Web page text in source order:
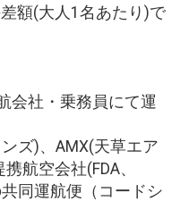
額(大人1名あたり)で
会社・乗務員にて運
ズ)、AMX(天草エア
航空会社(FDA、
同運航便（コードシ